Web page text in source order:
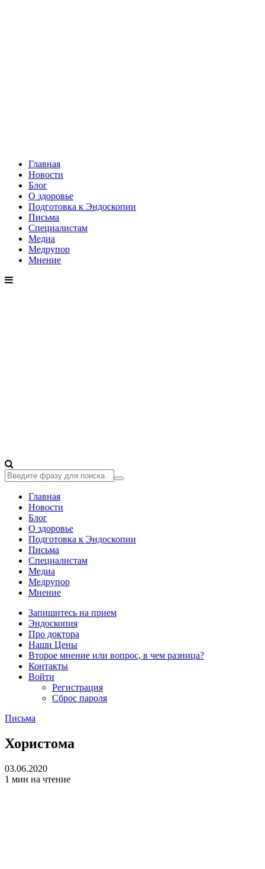
Главная
Новости
Блог
О здоровье
Подготовка к Эндоскопии
Письма
Специалистам
Медиа
Медрупор
Мнение
Главная
Новости
Блог
О здоровье
Подготовка к Эндоскопии
Письма
Специалистам
Медиа
Медрупор
Мнение
Запишитесь на прием
Эндоскопия
Про доктора
Наши Цены
Второе мнение или вопрос, в чем разница?
Контакты
Войти
Регистрация
Сброс пароля
Письма
Хористома
03.06.2020
1 мин на чтение